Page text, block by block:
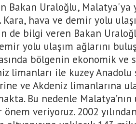
Bakan Uraloğlu, Malatya'ya
hava ve demir yolu
de bilgi veren Bakan
yolu ulaşım ağlarını
bölgenin ekonomik ve
limanları ile kuzey
ve Akdeniz limanlarına
Bu nedenle Malatya’nın
veriyoruz. 2002